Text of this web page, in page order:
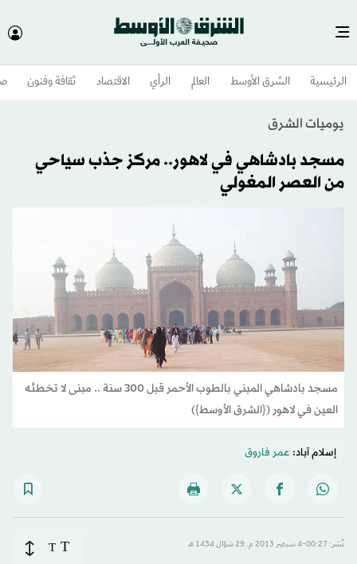
الرئيسية الشرق الأوسط​ العالم الرأي الاقتصاد ثقافة وفنون
يوميات الشرق
مسجد بادشاهي في لاهور.. مركز جذب سياحي
من العصر المغولي
مسجد بادشاهي المبني بالطوب الأحمر قبل 300 سنة .. مبنى لا تخطئه
العين في لاهور ({الشرق الأوسط})
إسلام آباد: عمر فاروق
نُشر: 00:27-4 سبتمبر 2013 م ـ 29 شوّال 1434 هـ T
T